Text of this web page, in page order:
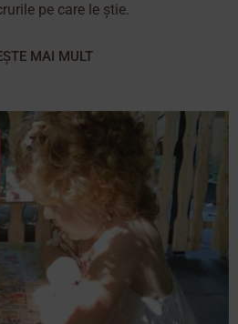
pe care le știe.
MAI MULT